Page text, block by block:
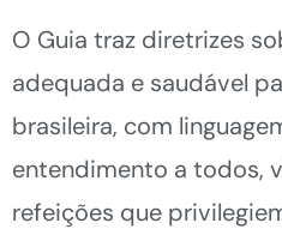
O Guia traz diretrizes
adequada e saudável
brasileira, com
entendimento a todos,
refeições que